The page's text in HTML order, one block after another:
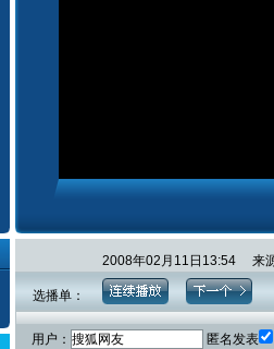
2008年02月11日13:54 来
选播单：
用户： 匿名发表